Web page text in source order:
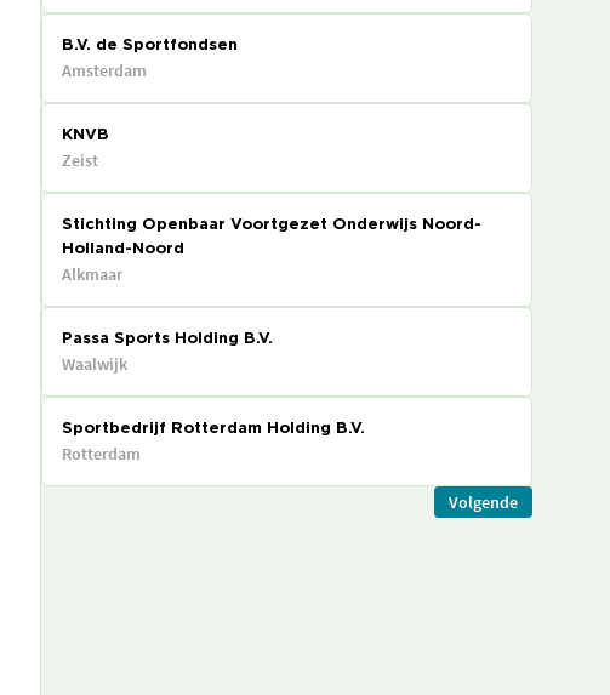
B.V. de Sportfondsen
Amsterdam
KNVB
Zeist
Stichting Openbaar Voortgezet Onderwijs Noord-
Holland-Noord
Alkmaar
Passa Sports Holding B.V.
Waalwijk
Sportbedrijf Rotterdam Holding B.V.
Rotterdam
Volgende